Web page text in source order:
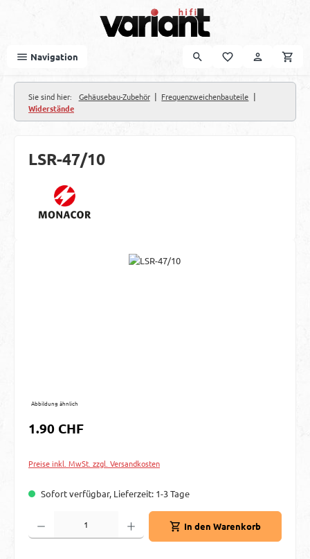
Navigation
Sie sind hier: Gehäusebau-Zubehör | Frequenzweichenbauteile |
Widerstände
LSR-47/10
Bildergalerie überspringen
Abbildung ähnlich
Regulärer Preis:
1.90 CHF
Preise inkl. MwSt. zzgl. Versandkosten
Sofort verfügbar, Lieferzeit: 1-3 Tage
Produkt Anzahl: Gib den gewünschten Wert ein oder benutze die Schaltflächen
In den Warenkorb